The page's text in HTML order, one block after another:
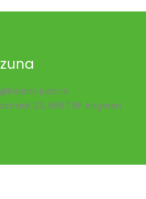
judo.nl
23, 6687 BP Angeren